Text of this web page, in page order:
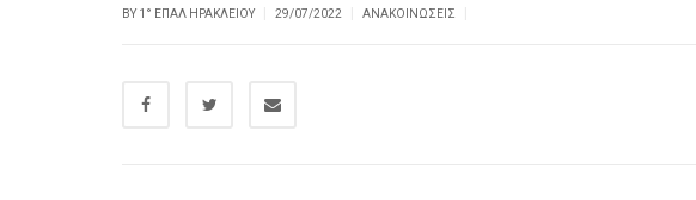
BY1° ΕΠΑΛ ΗΡΑΚΛΕΊΟΥ 29/07/2022 ΑΝΑΚΟΙΝΏΣΕΙΣ